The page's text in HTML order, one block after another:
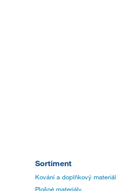
Sortiment
Kování a doplňkový materiál
Plošné materiály